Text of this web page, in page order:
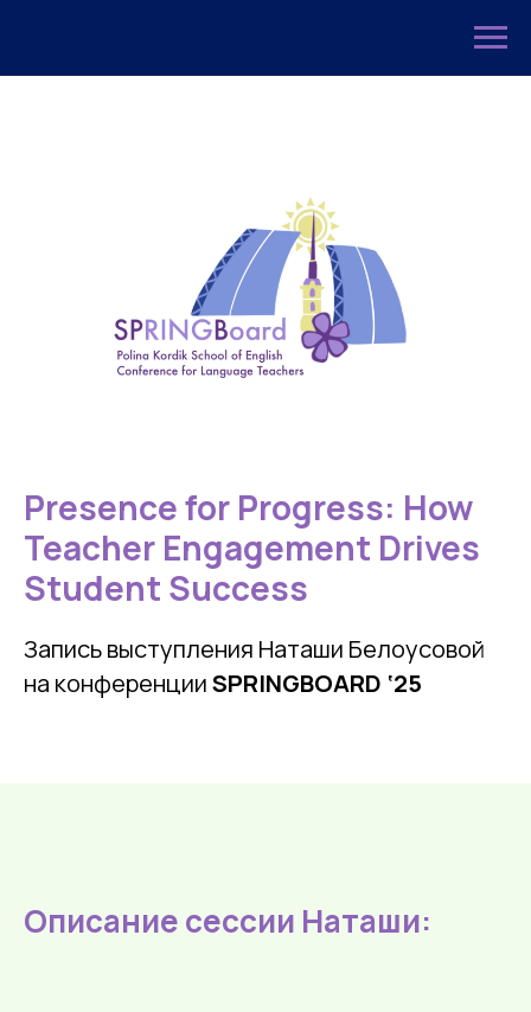
Presence for Progress: How
Teacher Engagement Drives
Student Success
Запись выступления Наташи Белоусовой
на конференцииSPRINGBOARD ‘25
Описание сессии Наташи: